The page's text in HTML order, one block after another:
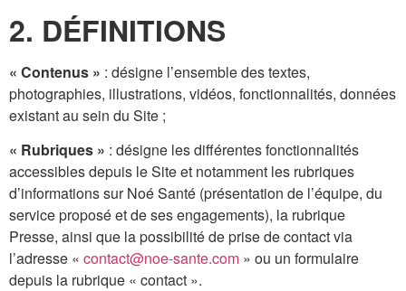
2. DÉFINITIONS
« Contenus » : désigne l’ensemble des textes,
photographies, illustrations, vidéos, fonctionnalités, données
existant au sein du Site ;
« Rubriques » : désigne les différentes fonctionnalités
accessibles depuis le Site et notamment les rubriques
d’informations sur Noé Santé (présentation de l’équipe, du
service proposé et de ses engagements), la rubrique
Presse, ainsi que la possibilité de prise de contact via
l’adresse « contact@noe-sante.com » ou un formulaire
depuis la rubrique « contact ».